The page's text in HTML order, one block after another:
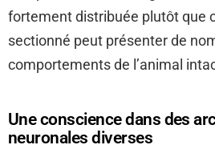
fortement distribuée plutôt que
sectionné peut présenter de
comportements de l’animal
Une conscience dans des
neuronales diverses